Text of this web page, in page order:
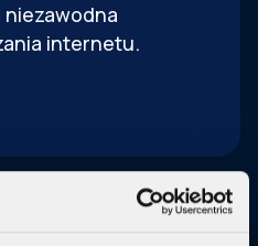
niezawodna
internetu.